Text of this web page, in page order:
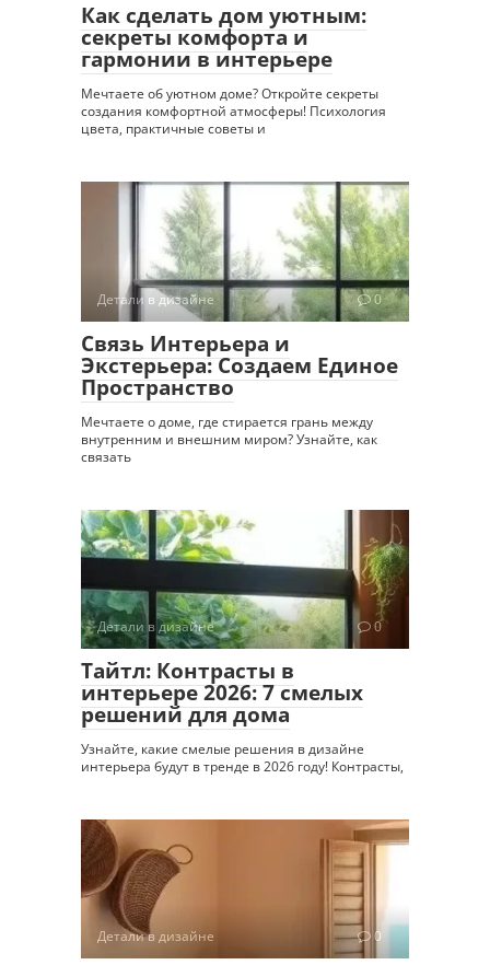
Как сделать дом уютным:
секреты комфорта и
гармонии в интерьере
Мечтаете об уютном доме? Откройте секреты
создания комфортной атмосферы! Психология
цвета, практичные советы и
Детали в дизайне 0
Связь Интерьера и
Экстерьера: Создаем Единое
Пространство
Мечтаете о доме, где стирается грань между
внутренним и внешним миром? Узнайте, как
связать
Детали в дизайне 0
Тайтл: Контрасты в
интерьере 2026: 7 смелых
решений для дома
Узнайте, какие смелые решения в дизайне
интерьера будут в тренде в 2026 году! Контрасты,
Детали в дизайне 0